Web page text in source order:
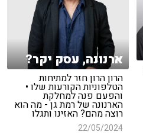
ארנונה, עסק יקר?
הרון הרון חזר למתיחות
הטלפוניות הקורעות שלו •
והפעם פנה למחלקת
הארנונה של רמת גן - מה הוא
רוצה מהם? האזינו ותגלו
22/05/2024